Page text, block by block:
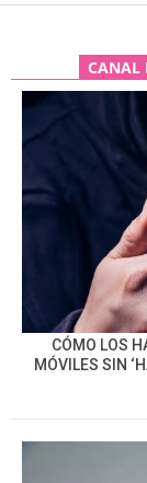
CANAL
CÓMO LOS
MÓVILES SIN